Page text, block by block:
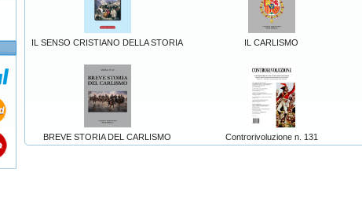
IL SENSO CRISTIANO DELLA STORIA IL CARLISMO
BREVE STORIA DEL CARLISMO Controrivoluzione n. 131